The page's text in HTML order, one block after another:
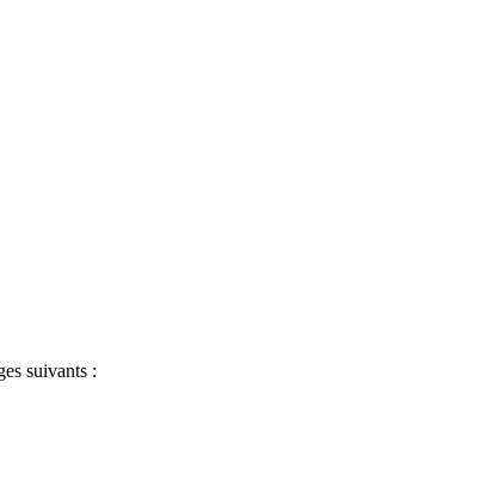
suivants :